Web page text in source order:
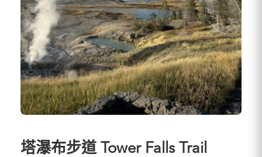
塔瀑布步道 Tower Falls Trail